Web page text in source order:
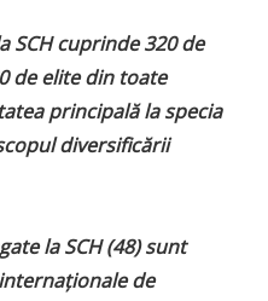
SCH cuprinde 320 de
de elite din toate
principală la specia
diversificării
la SCH (48) sunt
de